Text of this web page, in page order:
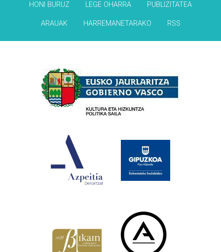
HONI BURUZ LEGE OHARRA PUBLIZITATEA
ARAUAK HARREMANETARAKO RSS